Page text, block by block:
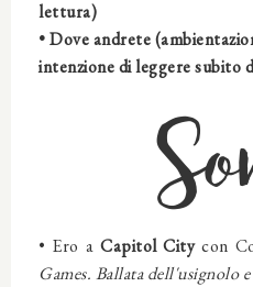
lettura)
• Dove andrete
intenzione di leggere subito
• Ero a Capitol City con
Games. Ballata dell'usignolo